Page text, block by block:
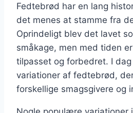
Fedtebrød har en lang
det menes at stamme fra
Oprindeligt blev det lavet
småkage, men med tiden
tilpasset og forbedret. I
variationer af fedtebrød,
forskellige smagsgivere og